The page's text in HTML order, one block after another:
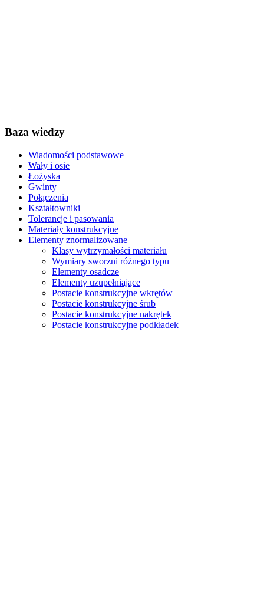
Baza wiedzy
Wiadomości podstawowe
Wały i osie
Łożyska
Gwinty
Połączenia
Kształtowniki
Tolerancje i pasowania
Materiały konstrukcyjne
Elementy znormalizowane
Klasy wytrzymałości materiału
Wymiary sworzni różnego typu
Elementy osadcze
Elementy uzupełniające
Postacie konstrukcyjne wkrętów
Postacie konstrukcyjne śrub
Postacie konstrukcyjne nakrętek
Postacie konstrukcyjne podkładek